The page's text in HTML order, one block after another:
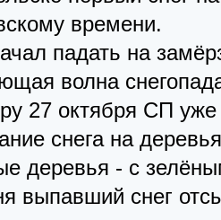
времени.
падать на
волна
27 октября СП
снега на
деревья - с
выпавший снег